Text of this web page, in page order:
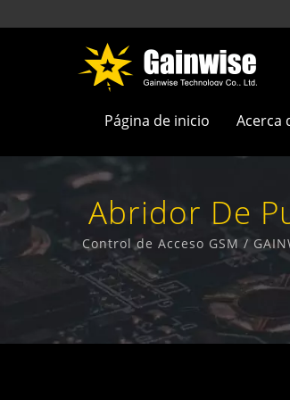
Página de inicio Acerca
Abridor De
Control de Acceso GSM /